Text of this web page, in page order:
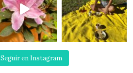
Seguir en Instagram